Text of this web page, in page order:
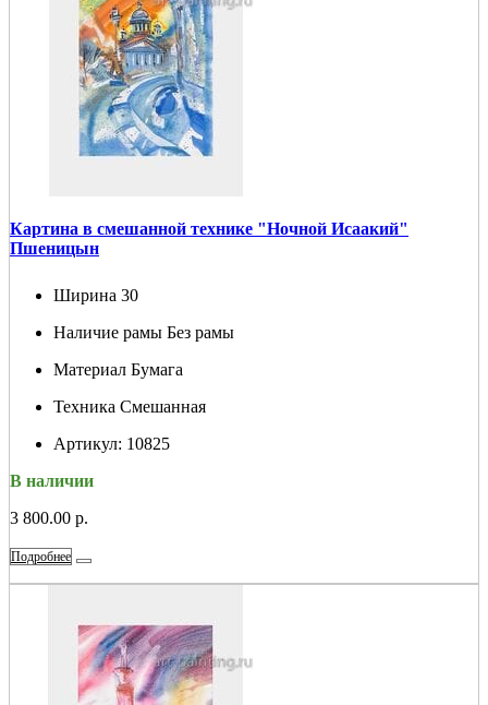
Картина в смешанной технике "Ночной Исаакий"
Пшеницын
Ширина 30
Наличие рамы Без рамы
Материал Бумага
Техника Смешанная
Артикул: 10825
В наличии
3 800.00 р.
Подробнее